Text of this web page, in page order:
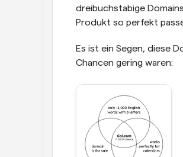
dreibuchstabige
Produkt so perfekt
Es ist ein Segen, diese
Chancen gering waren: